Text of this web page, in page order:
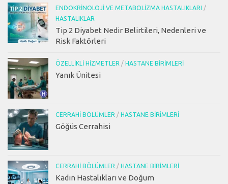
ENDOKRINOLOJI VE METABOLIZMA HASTALIKLARI
/
HASTALIKLAR
Tip 2 Diyabet Nedir Belirtileri, Nedenleri ve
Risk Faktörleri
ÖZELLIKLI HIZMETLER / HASTANE BIRIMLERI
Yanık Ünitesi
CERRAHI BÖLÜMLER / HASTANE BIRIMLERI
Göğüs Cerrahisi
CERRAHI BÖLÜMLER / HASTANE BIRIMLERI
Kadın Hastalıkları ve Doğum